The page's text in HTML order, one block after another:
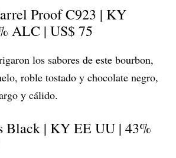
Proof C923 | KY
ALC | US$ 75
los sabores de este bourbon,
roble tostado y chocolate negro,
y cálido.
Black | KY EE UU | 43%